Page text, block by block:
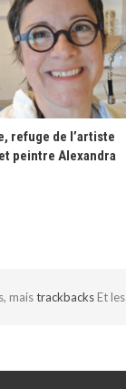
refuge de l’artiste
peintre Alexandra
maistrackbacks Et